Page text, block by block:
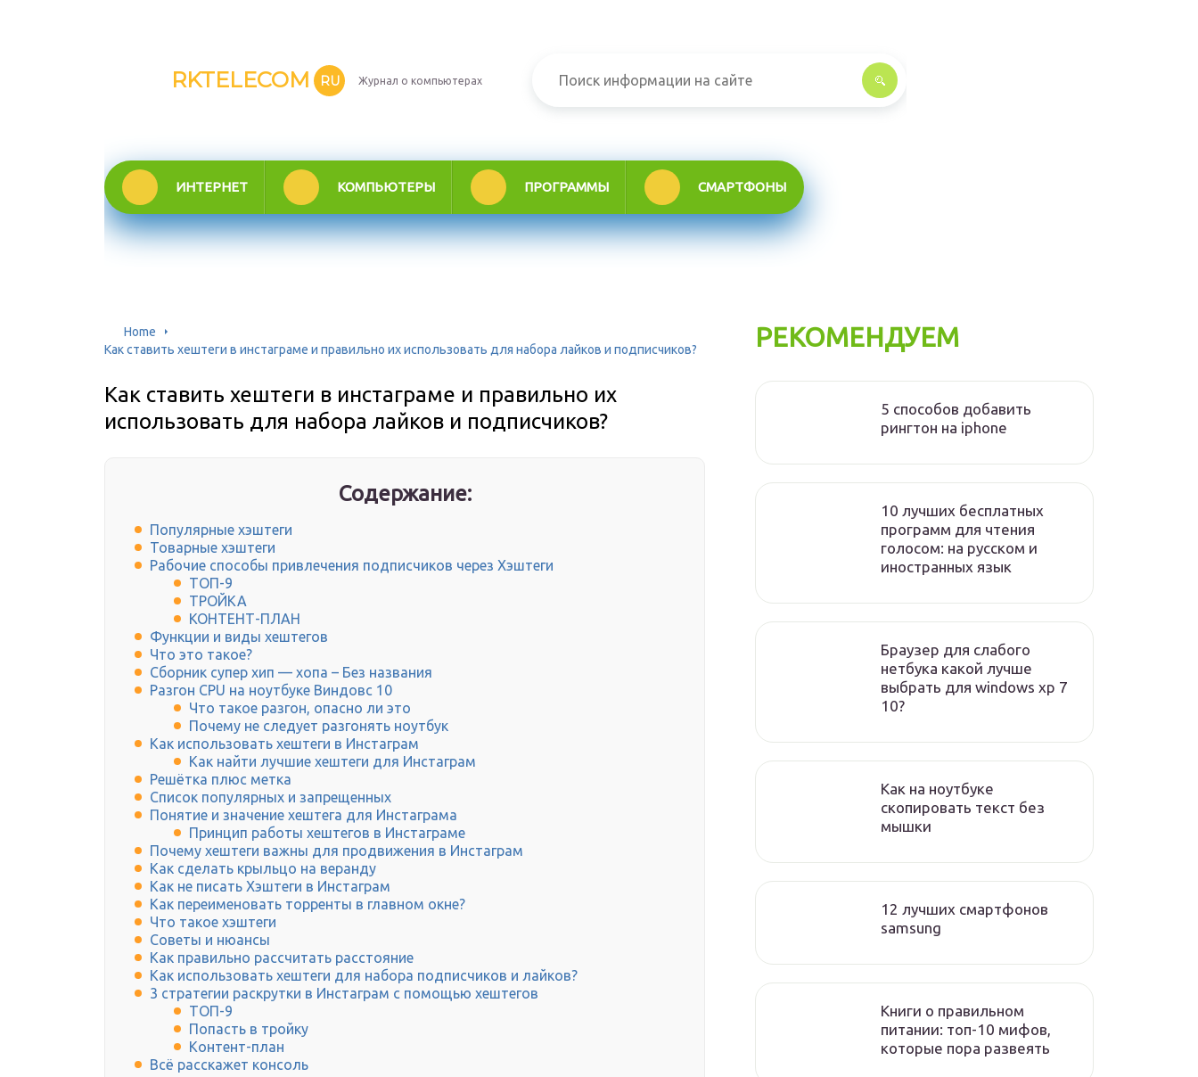
RKTELECOM RU Журнал о компьютерах
ИНТЕРНЕТ КОМПЬЮТЕРЫ ПРОГРАММЫ СМАРТФОНЫ
Home
Как ставить хештеги в инстаграме и правильно их использовать для набора лайков и подписчиков?
Как ставить хештеги в инстаграме и правильно их
использовать для набора лайков и подписчиков?
Содержание:
Популярные хэштеги
Товарные хэштеги
Рабочие способы привлечения подписчиков через Хэштеги
ТОП-9
ТРОЙКА
КОНТЕНТ-ПЛАН
Функции и виды хештегов
Что это такое?
Сборник супер хип — хопа – Без названия
Разгон CPU на ноутбуке Виндовс 10
Что такое разгон, опасно ли это
Почему не следует разгонять ноутбук
Как использовать хештеги в Инстаграм
Как найти лучшие хештеги для Инстаграм
Решётка плюс метка
Список популярных и запрещенных
Понятие и значение хештега для Инстаграма
Принцип работы хештегов в Инстаграме
Почему хештеги важны для продвижения в Инстаграм
Как сделать крыльцо на веранду
Как не писать Хэштеги в Инстаграм
Как переименовать торренты в главном окне?
Что такое хэштеги
Советы и нюансы
Как правильно рассчитать расстояние
Как использовать хештеги для набора подписчиков и лайков?
3 стратегии раскрутки в Инстаграм с помощью хештегов
ТОП-9
Попасть в тройку
Контент-план
Всё расскажет консоль
РЕКОМЕНДУЕМ
5 способов добавить
рингтон на iphone
10 лучших бесплатных
программ для чтения
голосом: на русском и
иностранных язык
Браузер для слабого
нетбука какой лучше
выбрать для windows xp 7
10?
Как на ноутбуке
скопировать текст без
мышки
12 лучших смартфонов
samsung
Книги о правильном
питании: топ-10 мифов,
которые пора развеять